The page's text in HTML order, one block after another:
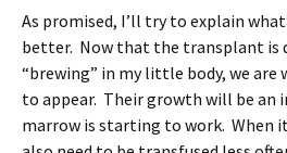
As promised, I’ll try to explain
better. Now that the transplant is
“brewing” in my little body, we
to appear. Their growth will be an
marrow is starting to work. When